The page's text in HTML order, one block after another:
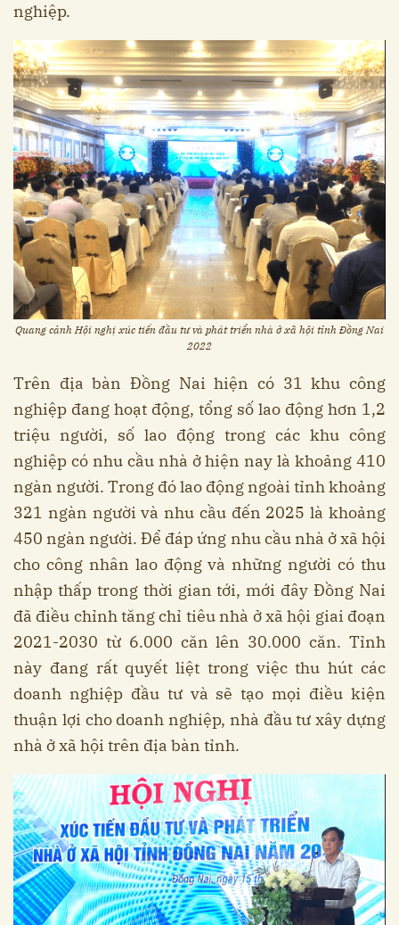
nghiệp.
Quang cảnh Hội nghị xúc tiến đầu tư và phát triển nhà ở xã hội tỉnh Đồng Nai
2022
Trên địa bàn Đồng Nai hiện có 31 khu công
nghiệp đang hoạt động, tổng số lao động hơn 1,2
triệu người, số lao động trong các khu công
nghiệp có nhu cầu nhà ở hiện nay là khoảng 410
ngàn người. Trong đó lao động ngoài tỉnh khoảng
321 ngàn người và nhu cầu đến 2025 là khoảng
450 ngàn người. Để đáp ứng nhu cầu nhà ở xã hội
cho công nhân lao động và những người có thu
nhập thấp trong thời gian tới, mới đây Đồng Nai
đã điều chỉnh tăng chỉ tiêu nhà ở xã hội giai đoạn
2021-2030 từ 6.000 căn lên 30.000 căn. Tỉnh
này đang rất quyết liệt trong việc thu hút các
doanh nghiệp đầu tư và sẽ tạo mọi điều kiện
thuận lợi cho doanh nghiệp, nhà đầu tư xây dựng
nhà ở xã hội trên địa bàn tỉnh.